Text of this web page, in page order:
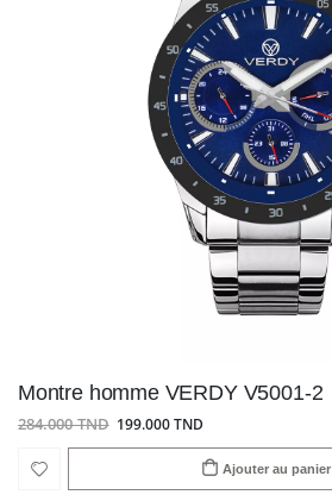
Montre homme VERDY V5001-2
284.000 TND 199.000 TND
Ajouter au panier